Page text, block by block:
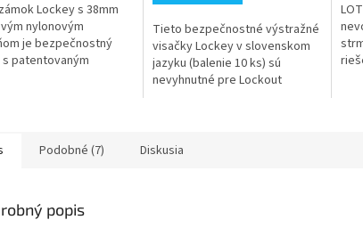
Lockey s 38mm
nylonovým
je bezpečnostný
patentovaným
Tieto bezpečnostné výstražné
visačky Lockey v slovenskom
jazyku (balenie 10 ks) sú
nevyhnutné pre Lockout
Podobné (7) Diskusia
popis